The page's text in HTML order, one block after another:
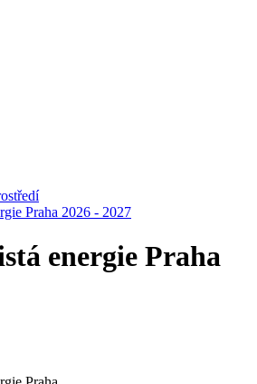
Praha 2026 - 2027
energie Praha